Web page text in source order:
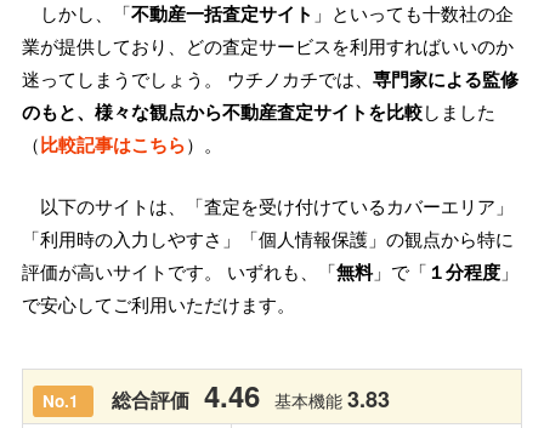
しかし、「不動産一括査定サイト 」といっても十数社の企
業が提供しており、どの査定サービスを利用すればいいのか
迷ってしまうでしょう。 ウチノカチでは、 専門家による監修
のもと、様々な観点から不動産査定サイトを比較しました
（比較記事はこちら）。
以下のサイトは、「査定を受け付けているカバーエリア」
「利用時の入力しやすさ」「個人情報保護」の観点から特に
評価が高いサイトです。 いずれも、「無料」で「 １分程度 」
で安心してご利用いただけます。